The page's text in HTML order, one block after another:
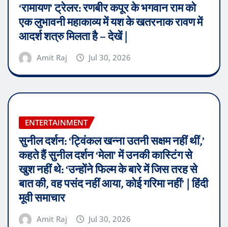
‘रामायण’ ट्रेलर: रणबीर कपूर के भगवान राम को
एक लुभावनी महाकाव्य में यश के खतरनाक रावण में
आदर्श शत्रु मिलता है – देखें |
Amit Raj Jul 30, 2026
ENTERTAINMENT
सुनील दर्शन: ‘ट्विंकल खन्ना उतनी सक्षम नहीं थीं,’
कहते हैं सुनील दर्शन ‘मेला’ में उनकी कास्टिंग से
खुश नहीं थे: ‘उन्होंने फिल्म के बारे में जिस तरह से
बात की, वह पसंद नहीं आया, कोई गरिमा नहीं’ | हिंदी
मूवी समाचार
Amit Raj Jul 30, 2026